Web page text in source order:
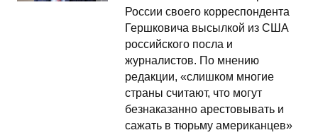
России своего корреспондента
Гершковича высылкой из США
российского посла и
журналистов. По мнению
редакции, «слишком многие
страны считают, что могут
безнаказанно арестовывать и
сажать в тюрьму американцев»